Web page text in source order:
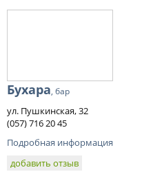
Бухара, бар
ул. Пушкинская, 32
(057) 716 20 45
Подробная информация
добавить отзыв